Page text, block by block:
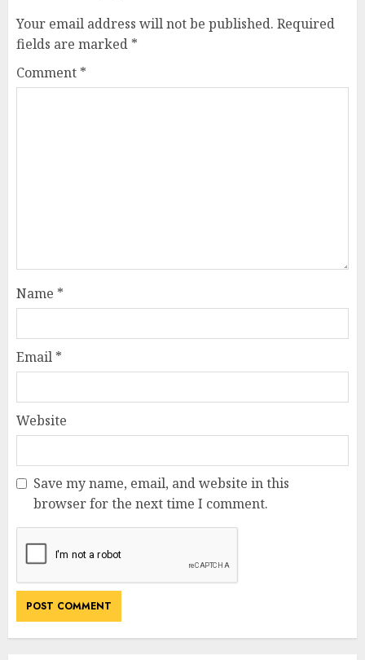
Your email address will not be published. Required
fields are marked *
Comment *
Name *
Email *
Website
Save my name, email, and website in this
browser for the next time I comment.